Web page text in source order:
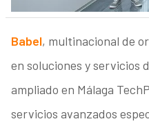
Babel, multinacional de
en soluciones y servicios
ampliado en Málaga
servicios avanzados